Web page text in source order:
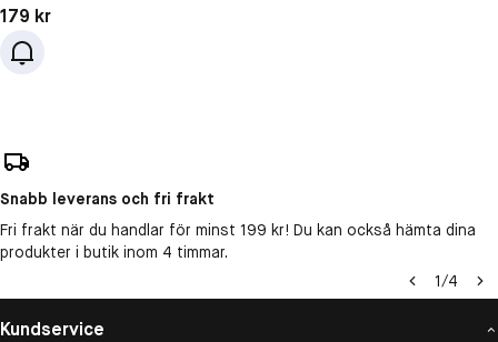
Pris: 179 kr
179 kr
Snabb leverans och fri frakt
Fri frakt när du handlar för minst 199 kr! Du kan också hämta dina
produkter i butik inom 4 timmar.
1/4
Kundservice